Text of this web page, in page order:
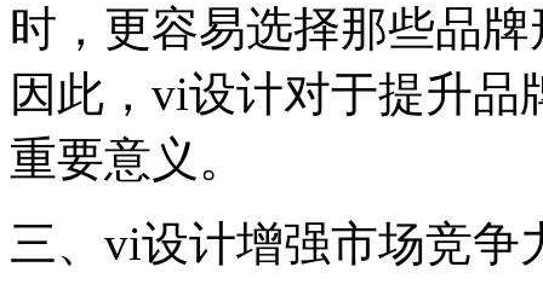
时，更容易选择那些品
因此，vi设计对于提升
重要意义。
三、vi设计增强市场竞争